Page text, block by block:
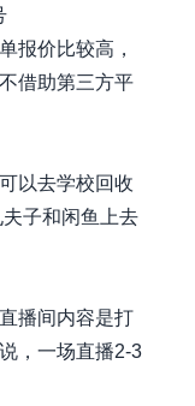
报价比较高，
借助第三方平
以去学校回收
子和闲鱼上去
播间内容是打
，一场直播2-3